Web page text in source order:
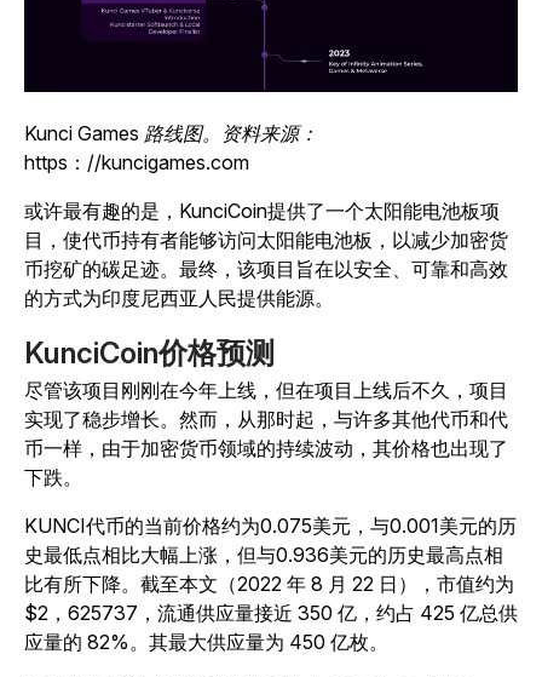
Kunci Games 路线图。资料来源：
https：//kuncigames.com
或许最有趣的是，KunciCoin提供了一个太阳能电池板项
目，使代币持有者能够访问太阳能电池板，以减少加密货
币挖矿的碳足迹。最终，该项目旨在以安全、可靠和高效
的方式为印度尼西亚人民提供能源。
KunciCoin价格预测
尽管该项目刚刚在今年上线，但在项目上线后不久，项目
实现了稳步增长。然而，从那时起，与许多其他代币和代
币一样，由于加密货币领域的持续波动，其价格也出现了
下跌。
KUNCI代币的当前价格约为0.075美元，与0.001美元的历
史最低点相比大幅上涨，但与0.936美元的历史最高点相
比有所下降。截至本文（2022 年 8 月 22 日），市值约为
$2，625737，流通供应量接近 350 亿，约占 425 亿总供
应量的 82%。其最大供应量为 450 亿枚。